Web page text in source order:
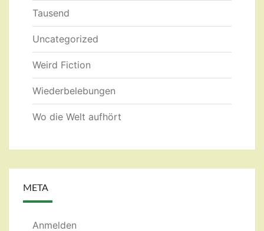
Tausend
Uncategorized
Weird Fiction
Wiederbelebungen
Wo die Welt aufhört
META
Anmelden